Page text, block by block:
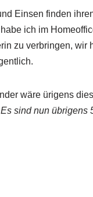
Einsen finden
ich im
zu verbringen, wir
wäre ürigens
Es sind nun übrigens